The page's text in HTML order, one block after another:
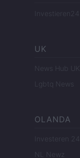
Investieren24
UK
News Hub UK
Lgbtq News
OLANDA
Investeren 24
NL Newz